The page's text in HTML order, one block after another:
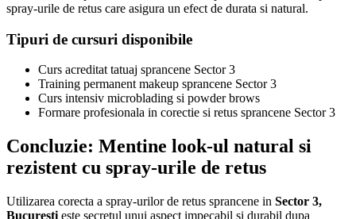
spray-urile de retus care asigura un efect de durata si natural.
Tipuri de cursuri disponibile
Curs acreditat tatuaj sprancene Sector 3
Training permanent makeup sprancene Sector 3
Curs intensiv microblading si powder brows
Formare profesionala in corectie si retus sprancene Sector 3
Concluzie: Mentine look-ul natural si
rezistent cu spray-urile de retus
Utilizarea corecta a spray-urilor de retus sprancene in Sector 3,
Bucuresti este secretul unui aspect impecabil si durabil dupa